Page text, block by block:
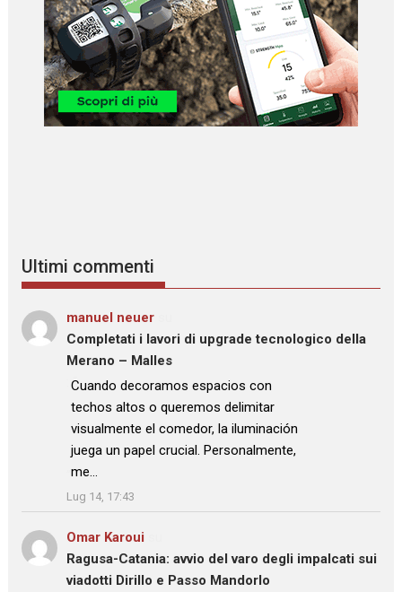
Ultimi commenti
manuel neuer
Completati i lavori di upgrade tecnologico della
Merano – Malles
: “
Cuando decoramos espacios con
techos altos o queremos delimitar
visualmente el comedor, la iluminación
juega un papel crucial. Personalmente,
me…
”
Lug 14, 17:43
Omar Karoui
Ragusa-Catania: avvio del varo degli impalcati sui
viadotti Dirillo e Passo Mandorlo